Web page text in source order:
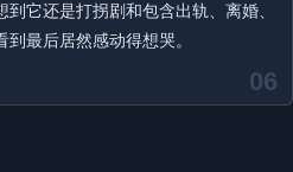
06
它还是打拐剧和包含出轨、离婚、
最后居然感动得想哭。